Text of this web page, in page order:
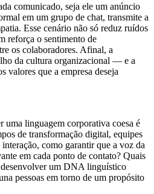
comunicado, seja ele um anúncio
em um grupo de chat, transmite a
Esse cenário não só reduz ruídos
reforça o sentimento de
os colaboradores. Afinal, a
da cultura organizacional — e a
valores que a empresa deseja
uma linguagem corporativa coesa é
de transformação digital, equipes
como garantir que a voz da
em cada ponto de contato? Quais
desenvolver um DNA linguístico
pessoas em torno de um propósito